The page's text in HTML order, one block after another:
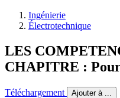
Ingénierie
Électrotechnique
LES
CHAPITRE :
Téléchargement Ajouter à ...